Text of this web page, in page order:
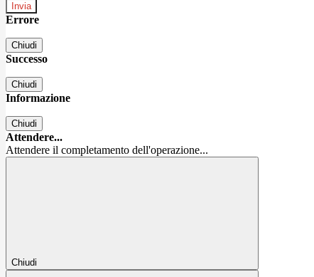
Errore
Chiudi
Successo
Chiudi
Informazione
Chiudi
Attendere...
Attendere il completamento dell'operazione...
Chiudi